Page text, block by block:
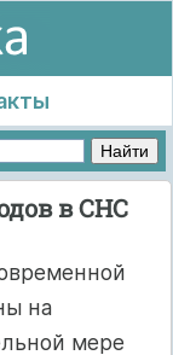
в СНС
на
мере